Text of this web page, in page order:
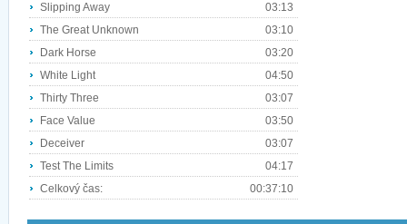
Slipping Away
03:13
The Great Unknown
03:10
Dark Horse
03:20
White Light
04:50
Thirty Three
03:07
Face Value
03:50
Deceiver
03:07
Test The Limits
04:17
Celkový čas:
00:37:10